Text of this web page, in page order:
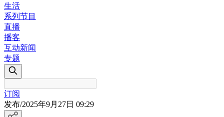
生活
系列节目
直播
播客
互动新闻
专题
订阅
发布/2025年9月27日 09:29